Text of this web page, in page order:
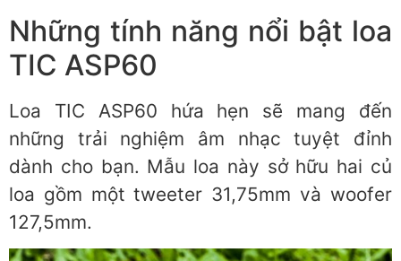
Những tính năng nổi bật loa
TIC ASP60
Loa TIC ASP60 hứa hẹn sẽ mang đến
những trải nghiệm âm nhạc tuyệt đỉnh
dành cho bạn. Mẫu loa này sở hữu hai củ
loa gồm một tweeter 31,75mm và woofer
127,5mm.